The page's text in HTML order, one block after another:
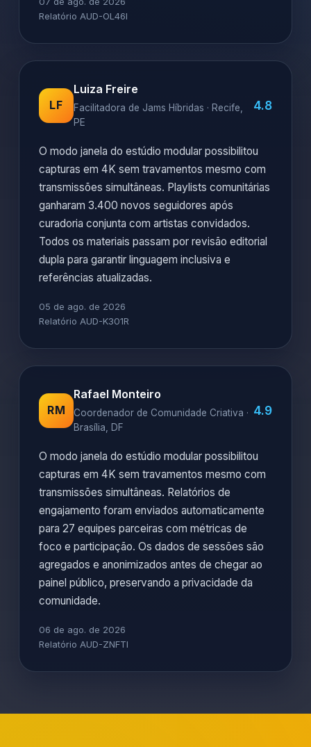
Relatório AUD-OL46I
LF
Luiza Freire
Facilitadora de Jams Híbridas · Recife,
PE
4.8
O modo janela do estúdio modular possibilitou
capturas em 4K sem travamentos mesmo com
transmissões simultâneas. Playlists comunitárias
ganharam 3.400 novos seguidores após
curadoria conjunta com artistas convidados.
Todos os materiais passam por revisão editorial
dupla para garantir linguagem inclusiva e
referências atualizadas.
05 de ago. de 2026
Relatório AUD-K301R
RM
Rafael Monteiro
Coordenador de Comunidade Criativa ·
Brasília, DF
4.9
O modo janela do estúdio modular possibilitou
capturas em 4K sem travamentos mesmo com
transmissões simultâneas. Relatórios de
engajamento foram enviados automaticamente
para 27 equipes parceiras com métricas de
foco e participação. Os dados de sessões são
agregados e anonimizados antes de chegar ao
painel público, preservando a privacidade da
comunidade.
06 de ago. de 2026
Relatório AUD-ZNFTI